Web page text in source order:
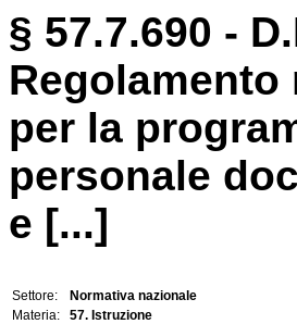
§ 57.7.690 -
per la
personale
e [...]
Settore:
Normativa nazionale
Materia:
57. Istruzione